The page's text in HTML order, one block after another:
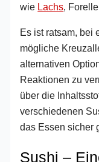
wie Lachs,
Es ist ratsam, bei
mögliche
alternativen
Reaktionen zu
über die
verschiedenen
das Essen sicher
Sushi –